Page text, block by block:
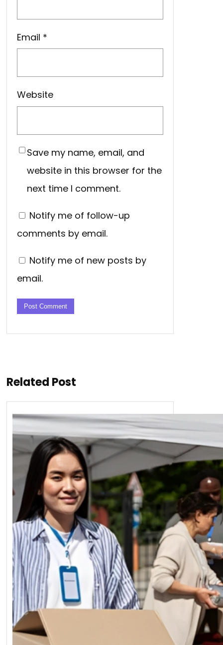
Email *
Website
Save my name, email, and
website in this browser for the
next time I comment.
Notify me of follow-up
comments by email.
Notify me of new posts by
email.
Related Post